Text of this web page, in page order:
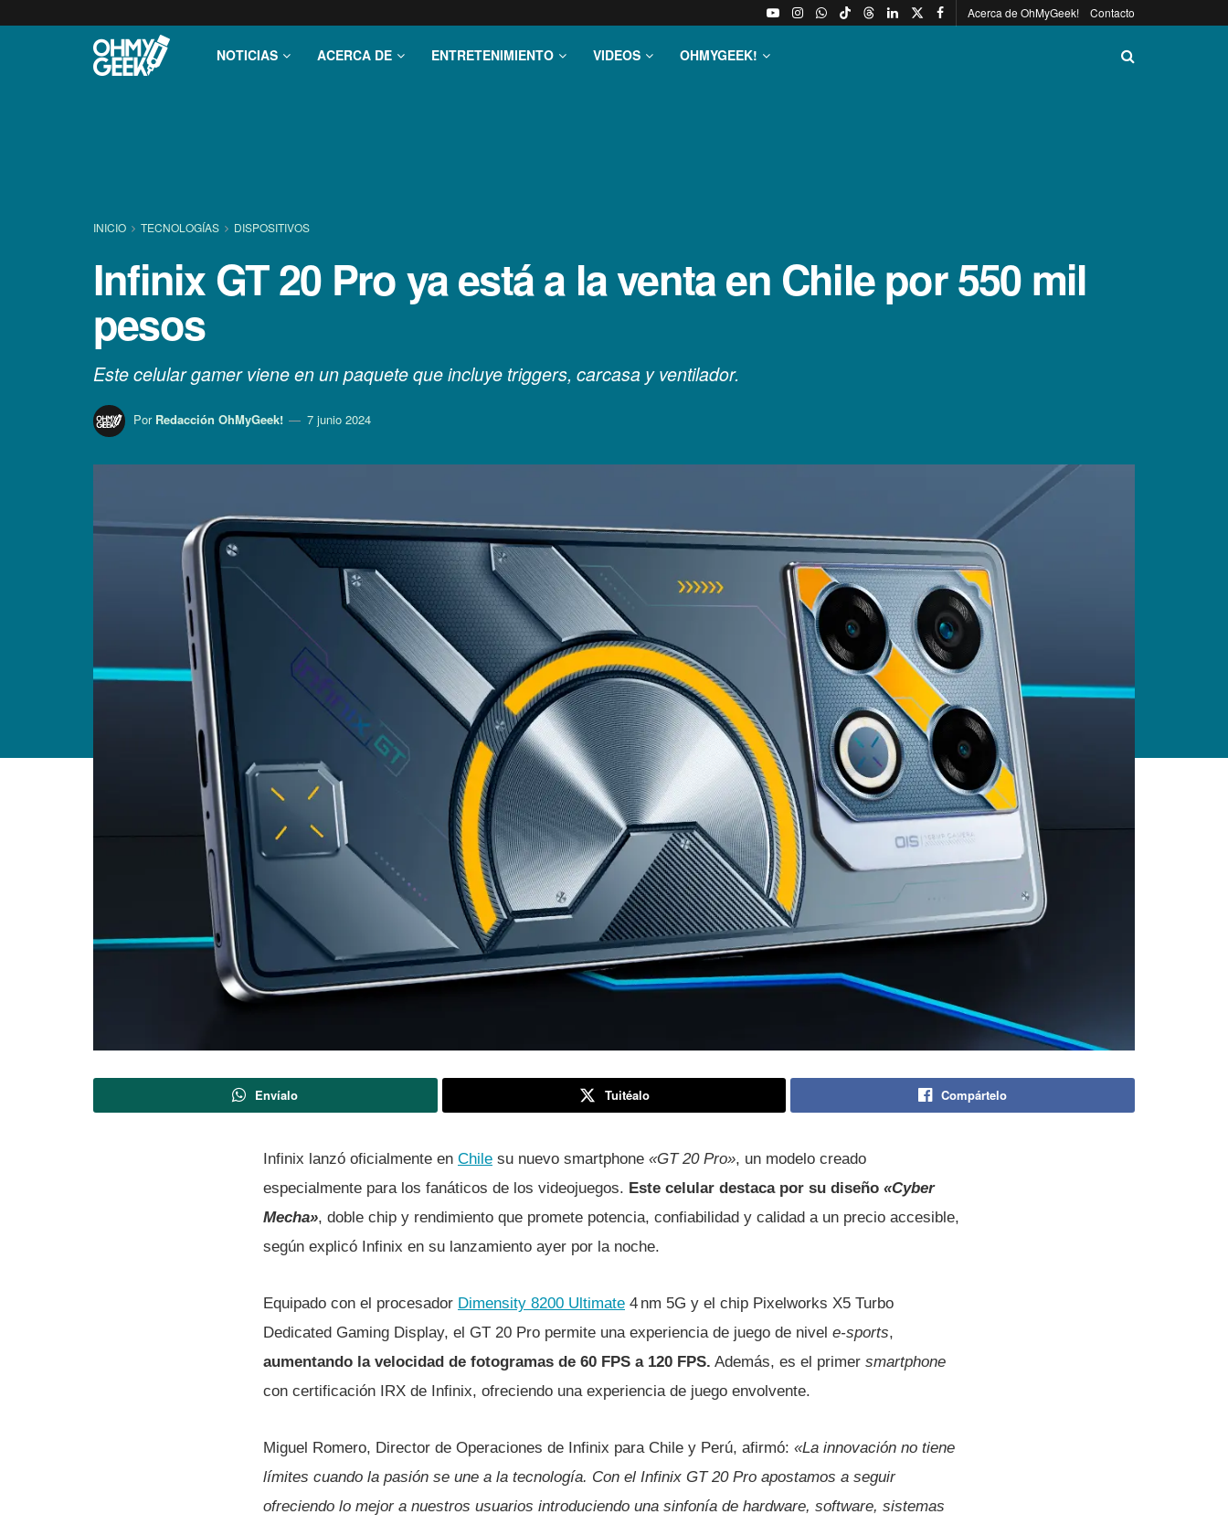
Acerca de OhMyGeek! Contacto
NOTICIAS ACERCA DE ENTRETENIMIENTO VIDEOS OHMYGEEK!
INICIO TECNOLOGÍ­AS DISPOSITIVOS
Infinix GT 20 Pro ya está a la venta en Chile por 550 mil
pesos
Este celular gamer viene en un paquete que incluye triggers, carcasa y ventilador.
Por Redacción OhMyGeek! 7 junio 2024
Envíalo Tuitéalo Compártelo
Infinix lanzó oficialmente en Chile su nuevo smartphone «GT 20 Pro», un modelo creado
especialmente para los fanáticos de los videojuegos. Este celular destaca por su diseño «Cyber
Mecha», doble chip y rendimiento que promete potencia, confiabilidad y calidad a un precio accesible,
según explicó Infinix en su lanzamiento ayer por la noche.
Equipado con el procesador Dimensity 8200 Ultimate 4 nm 5G y el chip Pixelworks X5 Turbo
Dedicated Gaming Display, el GT 20 Pro permite una experiencia de juego de nivel e-sports,
aumentando la velocidad de fotogramas de 60 FPS a 120 FPS. Además, es el primer smartphone
con certificación IRX de Infinix, ofreciendo una experiencia de juego envolvente.
Miguel Romero, Director de Operaciones de Infinix para Chile y Perú, afirmó: «La innovación no tiene
límites cuando la pasión se une a la tecnología. Con el Infinix GT 20 Pro apostamos a seguir
ofreciendo lo mejor a nuestros usuarios introduciendo una sinfonía de hardware, software, sistemas